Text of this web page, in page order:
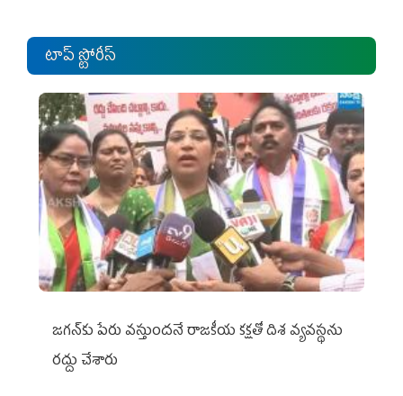
టాప్ స్టోరీస్
జగన్‌కు పేరు వస్తుందనే రాజకీయ కక్షతో దిశ వ్య‌వ‌స్థ‌ను
రద్దు చేశారు